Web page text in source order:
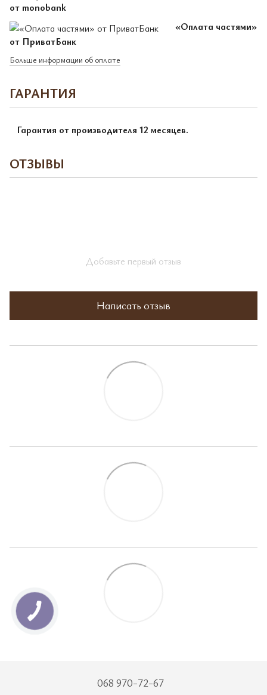
от monobank
«Оплата частями»
от ПриватБанк
Больше информации об оплате
ГАРАНТИЯ
Гарантия от производителя 12 месяцев.
ОТЗЫВЫ
Добавьте первый отзыв
Написать отзыв
068 970-72-67